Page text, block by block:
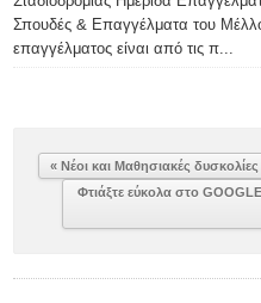
Σπουδές & Επαγγέλματα του
επαγγέλματος είναι από τις π...
« Νέοι και Μαθησιακές
Φτιάξτε εύκολα στo